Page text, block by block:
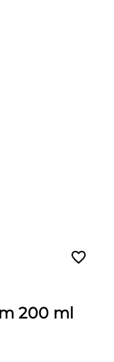
favorite_border
200 ml